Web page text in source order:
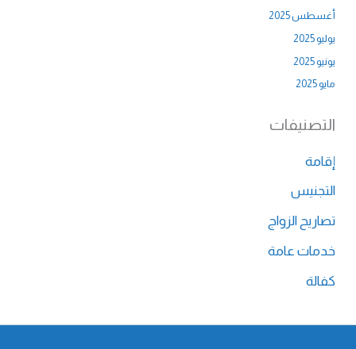
أغسطس 2025
يوليو 2025
يونيو 2025
مايو 2025
التصنيفات
إقامة
التجنيس
تصاريح الزواج
خدمات عامة
كفالة